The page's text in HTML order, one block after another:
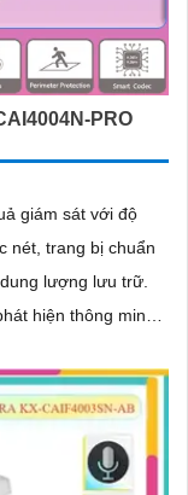
PRO
giám sát với độ
nét, trang bị chuẩn
lượng lưu trữ.
hiện thông minh